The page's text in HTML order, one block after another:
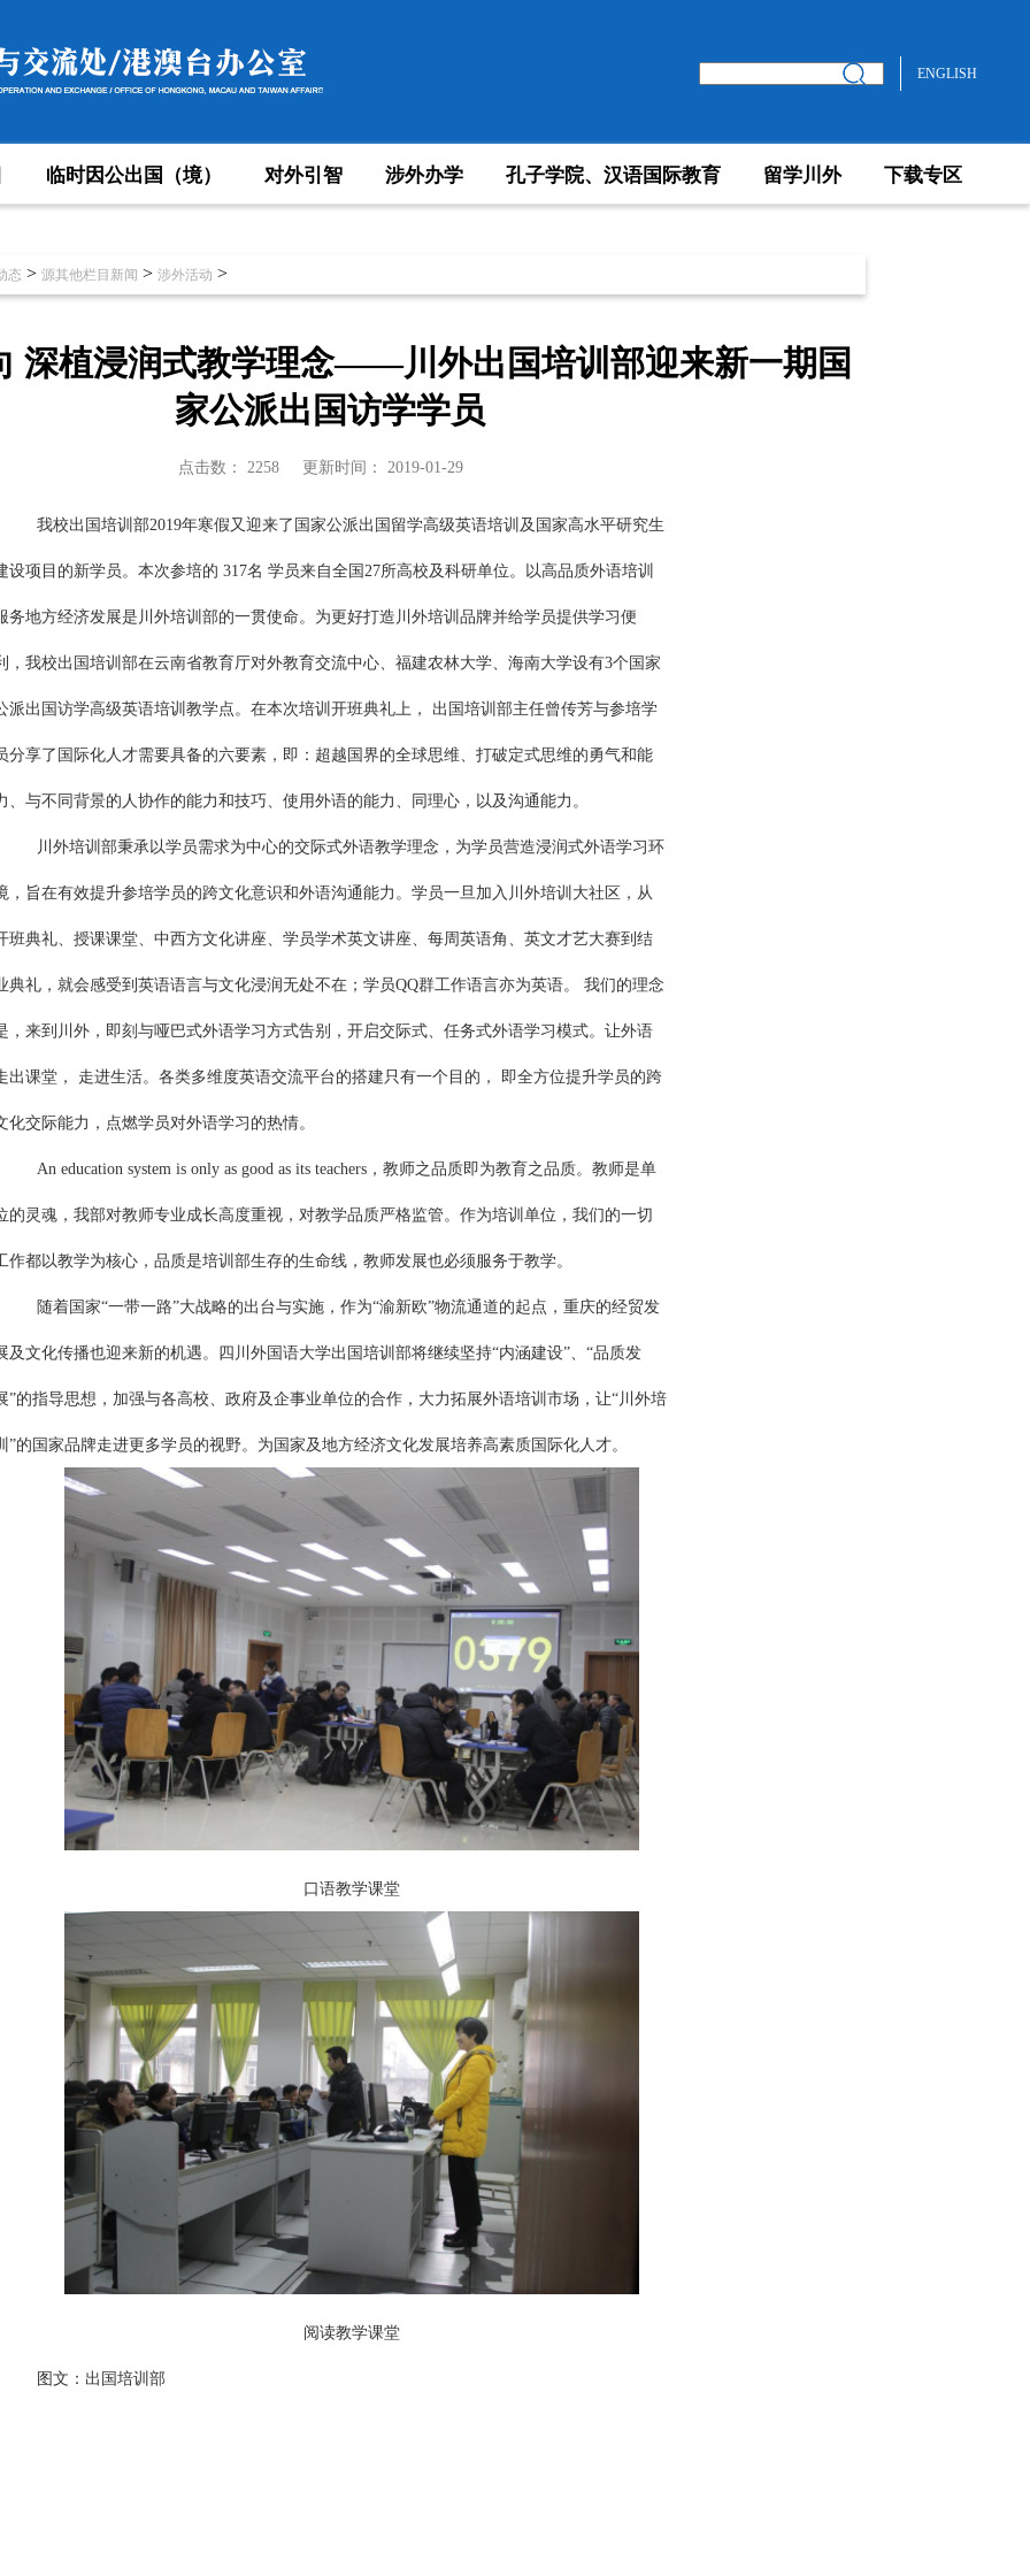
ENGLISH
临时因公出国（境） 对外引智 涉外办学 孔子学院、汉语国际教育 留学川外 下载专区
态 > 源其他栏目新闻 > 涉外活动 >
深植浸润式教学理念——川外出国培训部迎来新一期国
家公派出国访学学员
点击数： 2258 更新时间： 2019-01-29
我校出国培训部2019年寒假又迎来了国家公派出国留学高级英语培训及国家高水平研究生
设项目的新学员。本次参培的 317名 学员来自全国27所高校及科研单位。以高品质外语培训
务地方经济发展是川外培训部的一贯使命。为更好打造川外培训品牌并给学员提供学习便
，我校出国培训部在云南省教育厅对外教育交流中心、福建农林大学、海南大学设有3个国家
派出国访学高级英语培训教学点。在本次培训开班典礼上， 出国培训部主任曾传芳与参培学
分享了国际化人才需要具备的六要素，即：超越国界的全球思维、打破定式思维的勇气和能
、与不同背景的人协作的能力和技巧、使用外语的能力、同理心，以及沟通能力。
川外培训部秉承以学员需求为中心的交际式外语教学理念，为学员营造浸润式外语学习环
，旨在有效提升参培学员的跨文化意识和外语沟通能力。学员一旦加入川外培训大社区，从
班典礼、授课课堂、中西方文化讲座、学员学术英文讲座、每周英语角、英文才艺大赛到结
典礼，就会感受到英语语言与文化浸润无处不在；学员QQ群工作语言亦为英语。 我们的理念
，来到川外，即刻与哑巴式外语学习方式告别，开启交际式、任务式外语学习模式。让外语
出课堂， 走进生活。各类多维度英语交流平台的搭建只有一个目的， 即全方位提升学员的跨
化交际能力，点燃学员对外语学习的热情。
An education system is only as good as its teachers，教师之品质即为教育之品质。教师是单
的灵魂，我部对教师专业成长高度重视，对教学品质严格监管。作为培训单位，我们的一切
作都以教学为核心，品质是培训部生存的生命线，教师发展也必须服务于教学。
随着国家“一带一路”大战略的出台与实施，作为“渝新欧”物流通道的起点，重庆的经贸发
及文化传播也迎来新的机遇。四川外国语大学出国培训部将继续坚持“内涵建设”、“品质发
”的指导思想，加强与各高校、政府及企事业单位的合作，大力拓展外语培训市场，让“川外培
”的国家品牌走进更多学员的视野。为国家及地方经济文化发展培养高素质国际化人才。
口语教学课堂
阅读教学课堂
图文：出国培训部